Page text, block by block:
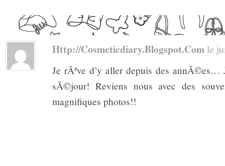
Http://cosmeticdiary.blogspot.com le
Je rÃªve d’y aller depuis des annÃ©es…
sÃ©jour! Reviens nous avec des
magnifiques photos!!